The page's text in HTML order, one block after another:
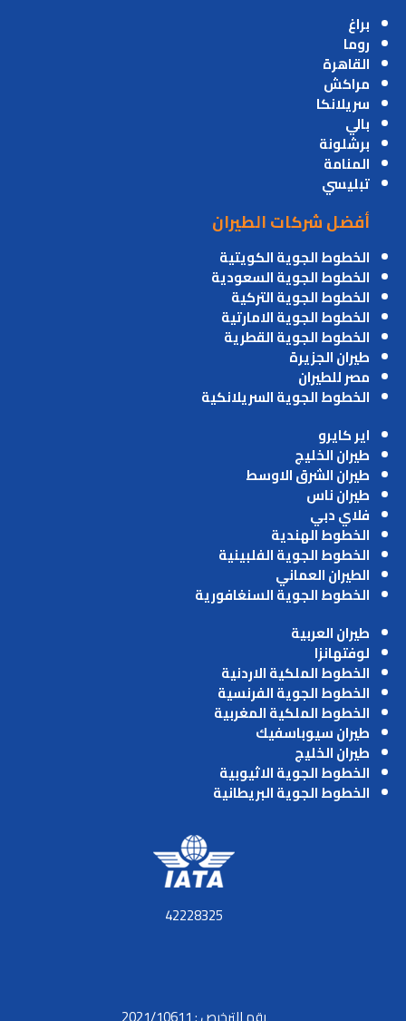
براغ
روما
القاهرة
مراكش
سريلانكا
بالي
برشلونة
المنامة
تبليسي
أفضل شركات الطيران
الخطوط الجوية الكويتية
الخطوط الجوية السعودية
الخطوط الجوية التركية
الخطوط الجوية الامارتية
الخطوط الجوية القطرية
طيران الجزيرة
مصر للطيران
الخطوط الجوية السريلانكية
اير كايرو
طيران الخليج
طيران الشرق الاوسط
طيران ناس
فلاي دبي
الخطوط الهندية
الخطوط الجوية الفلبينية
الطيران العماني
الخطوط الجوية السنغافورية
طيران العربية
لوفتهانزا
الخطوط الملكية الاردنية
الخطوط الجوية الفرنسية
الخطوط الملكية المغربية
طيران سيوباسفيك
طيران الخليج
الخطوط الجوية الاثيوبية
الخطوط الجوية البريطانية
42228325